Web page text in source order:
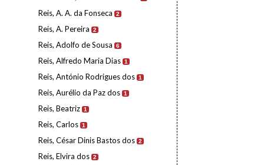
Reis, A. A. da Fonseca 2
Reis, A. Pereira 2
Reis, Adolfo de Sousa 6
Reis, Alfredo Maria Dias 1
Reis, António Rodrigues dos 1
Reis, Aurélio da Paz dos 1
Reis, Beatriz 1
Reis, Carlos 1
Reis, César Dinis Bastos dos 2
Reis, Elvira dos 2